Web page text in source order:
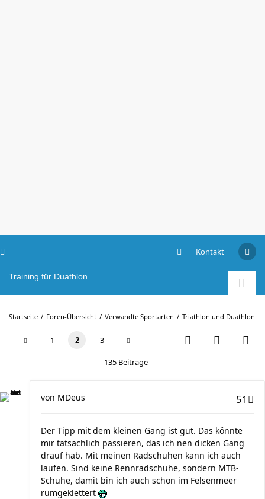
Kontakt
Training für Duathlon
Startseite Foren-Übersicht Verwandte Sportarten Triathlon und Duathlon
1 2 3
135 Beiträge
51
von MDeus
Der Tipp mit dem kleinen Gang ist gut. Das könnte
mir tatsächlich passieren, das ich nen dicken Gang
drauf hab. Mit meinen Radschuhen kann ich auch
laufen. Sind keine Rennradschuhe, sondern MTB-
Schuhe, damit bin ich auch schon im Felsenmeer
rumgeklettert